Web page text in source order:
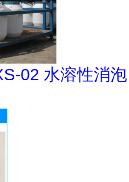
02 水溶性消泡